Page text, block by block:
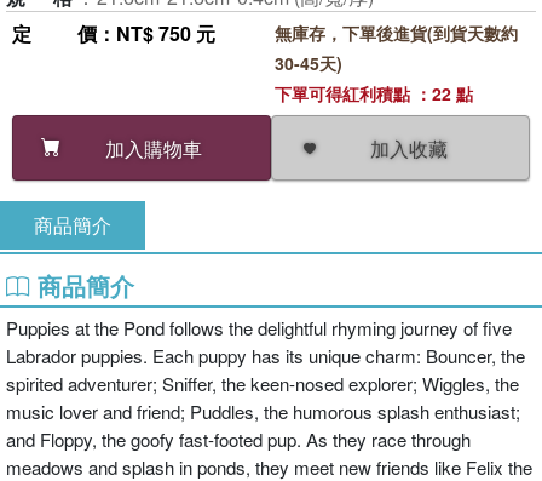
定價 ：NT$ 750 元
加入購物車 加入收藏
無庫存，下單後進貨(到貨天數約
30-45天)
下單可得紅利積點 ：22 點
商品簡介
商品簡介
Puppies at the Pond follows the delightful rhyming journey of five
Labrador puppies. Each puppy has its unique charm: Bouncer, the
spirited adventurer; Sniffer, the keen-nosed explorer; Wiggles, the
music lover and friend; Puddles, the humorous splash enthusiast;
and Floppy, the goofy fast-footed pup. As they race through
meadows and splash in ponds, they meet new friends like Felix the